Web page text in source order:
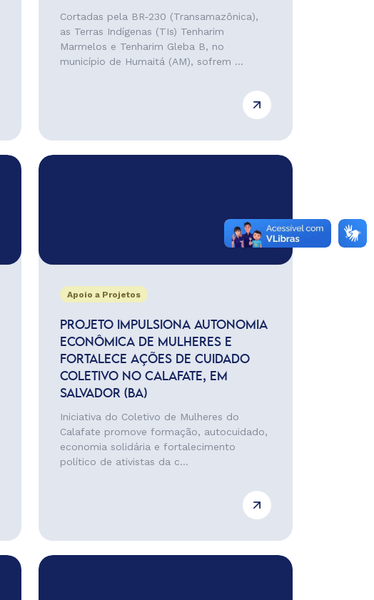
Cortadas pela BR-230 (Transamazônica),
as Terras Indígenas (TIs) Tenharim
Marmelos e Tenharim Gleba B, no
município de Humaitá (AM), sofrem ...
Apoio a Projetos
PROJETO IMPULSIONA AUTONOMIA
ECONÔMICA DE MULHERES E
FORTALECE AÇÕES DE CUIDADO
COLETIVO NO CALAFATE, EM
SALVADOR (BA)
Iniciativa do Coletivo de Mulheres do
Calafate promove formação, autocuidado,
economia solidária e fortalecimento
político de ativistas da c...